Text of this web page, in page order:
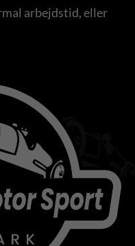
arbejdstid, eller